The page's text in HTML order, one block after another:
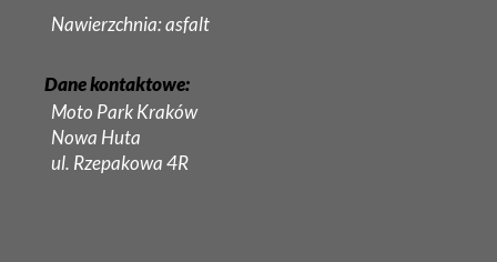
Nawierzchnia: asfalt
Dane kontaktowe:
Moto Park Kraków
Nowa Huta
ul. Rzepakowa 4R